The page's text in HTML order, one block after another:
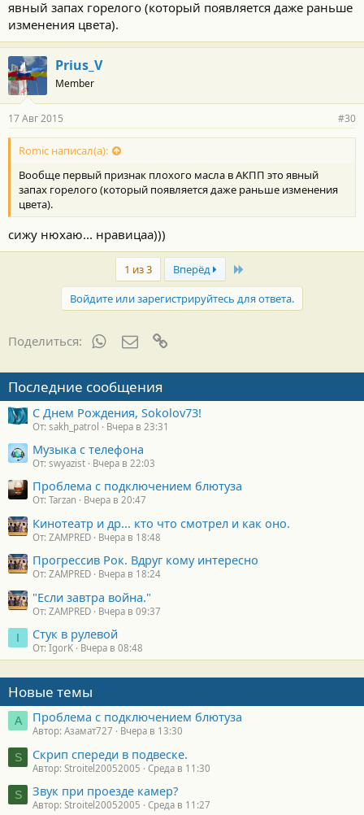
явный запах горелого (который появляется даже раньше
изменения цвета).
Prius_V
Member
17 Авг 2015 #30
Romic написал(а):
Вообще первый признак плохого масла в АКПП это явный
запах горелого (который появляется даже раньше изменения
цвета).
сижу нюхаю... нравицаа)))
1 из 3 Вперёд Last
Войдите или зарегистрируйтесь для ответа.
Поделиться: WhatsAppЭлектронная почта
Последние сообщения
С Днем Рождения, Sokolov73!
От: sakh_patrol Вчера в 23:31
Музыка с телефона
От: swyazist Вчера в 22:03
Проблема с подключением блютуза
От: Tarzan Вчера в 20:47
Кинотеатр и др... кто что смотрел и как оно.
От: ZAMPRED Вчера в 18:48
Прогрессив Рок. Вдруг кому интересно
От: ZAMPRED Вчера в 18:24
"Если завтра война."
От: ZAMPRED Вчера в 09:37
I Стук в рулевой
От: IgorK Вчера в 08:48
Новые темы
А Проблема с подключением блютуза
Автор: Азамат727 Вчера в 13:30
S Скрип спереди в подвеске.
Автор: Stroitel20052005 Среда в 11:30
S Звук при проезде камер?
Автор: Stroitel20052005 Среда в 11:27